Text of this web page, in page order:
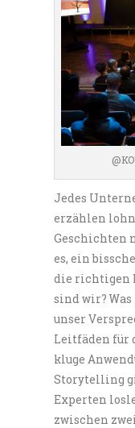
Jedes
erzählen
Geschichten
es, ein
die richtigen
sind wir?
unser
Leitfäden für
kluge
Storytelling
Experten
zwischen